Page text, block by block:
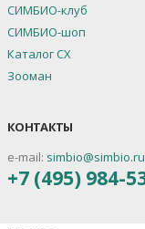
СИМБИО-клуб
СИМБИО-шоп
Каталог СХ
Зооман
КОНТАКТЫ
e-mail: simbio@simbio.ru
+7 (495) 984-